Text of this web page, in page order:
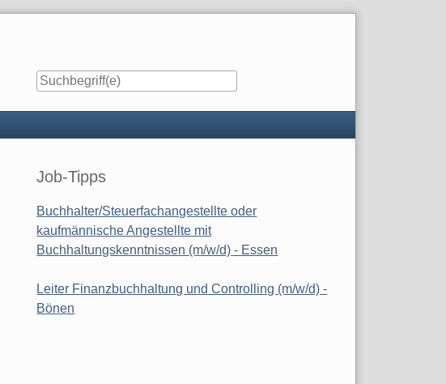
Seitenleiste
Job-Tipps
Buchhalter/Steuerfachangestellte oder
kaufmännische Angestellte mit
Buchhaltungskenntnissen (m/w/d) - Essen
Leiter Finanzbuchhaltung und Controlling (m/w/d) -
Bönen